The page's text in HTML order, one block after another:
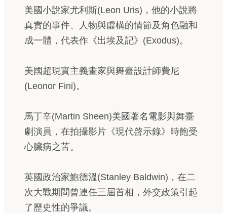
美國小說家尤利斯(Leon Uris)，他的小說將
真實的事件、人物與虛構的情節及角色融和
成一體，代表作《出埃及記》(Exodus)。
美國超現實主義畫家與舞臺設計師費尼
(Leonor Fini)。
馬丁辛(Martin Sheen)美國著名電影與舞臺
劇演員，在拍攝影片《現代啓示錄》時飽受
心臟病之苦。
英國政治家鮑德溫(Stanley Baldwin)，在二
次大戰期間曾連任三屆首相，外交政策引起
了歷史性的爭議。